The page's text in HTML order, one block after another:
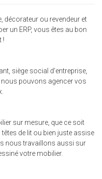
décorateur ou revendeur et
un ERP, vous êtes au bon
!
siège social d’entreprise,
pouvons agencer vos
sur mesure, que ce soit
de lit ou bien juste assise
nous travaillons aussi sur
votre mobilier.